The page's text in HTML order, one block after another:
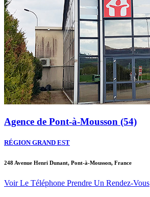
Agence de Pont-à-Mousson (54)
RÉGION GRAND EST
248 Avenue Henri Dunant, Pont-à-Mousson, France
Voir Le Téléphone Prendre Un Rendez-Vous